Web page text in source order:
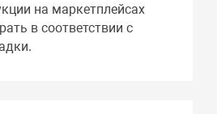
на маркетплейсах
в соответствии с